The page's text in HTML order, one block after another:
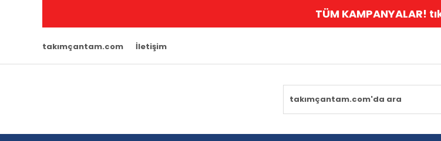
TÜM KAMPANYALAR!
takımçantam.com İletişim